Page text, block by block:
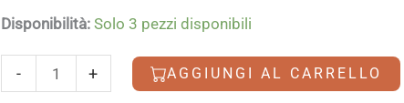
Disponibilità: Solo 3 pezzi disponibili
-
quantità
+ AGGIUNGI AL CARRELLO